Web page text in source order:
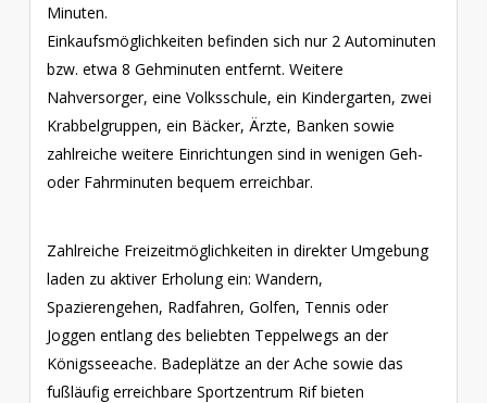
Minuten.
Einkaufsmöglichkeiten befinden sich nur 2 Autominuten
bzw. etwa 8 Gehminuten entfernt. Weitere
Nahversorger, eine Volksschule, ein Kindergarten, zwei
Krabbelgruppen, ein Bäcker, Ärzte, Banken sowie
zahlreiche weitere Einrichtungen sind in wenigen Geh-
oder Fahrminuten bequem erreichbar.
Zahlreiche Freizeitmöglichkeiten in direkter Umgebung
laden zu aktiver Erholung ein: Wandern,
Spazierengehen, Radfahren, Golfen, Tennis oder
Joggen entlang des beliebten Teppelwegs an der
Königsseeache. Badeplätze an der Ache sowie das
fußläufig erreichbare Sportzentrum Rif bieten